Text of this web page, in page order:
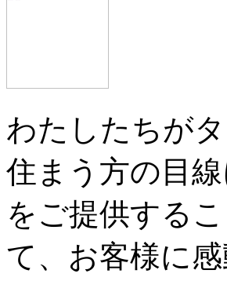
わたしたちが
住まう方の目
をご提供する
て、お客様に